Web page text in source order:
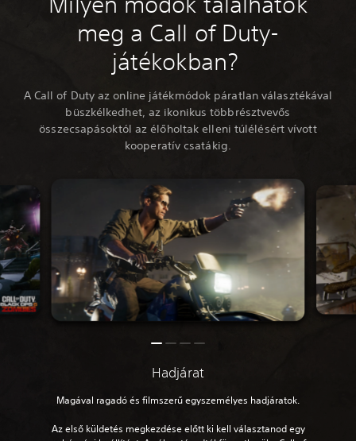
meg a Call of Duty-
játékokban?
A Call of Duty az online játékmódok páratlan választékával
büszkélkedhet, az ikonikus többrésztvevős
összecsapásoktól az élőholtak elleni túlélésért vívott
kooperatív csatákig.
Hadjárat
Magával ragadó és filmszerű egyszemélyes hadjáratok.
Az első küldetés megkezdése előtt ki kell választanod egy